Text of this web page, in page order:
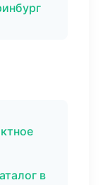
в